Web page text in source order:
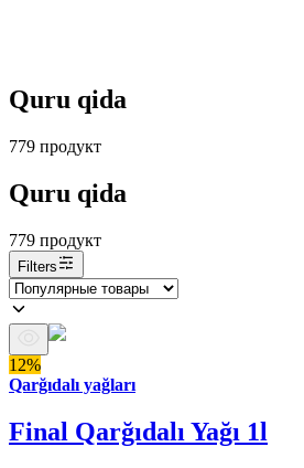
Quru qida
779 продукт
Quru qida
779 продукт
Filters
12%
Qarğıdalı yağları
Final Qarğıdalı Yağı 1l